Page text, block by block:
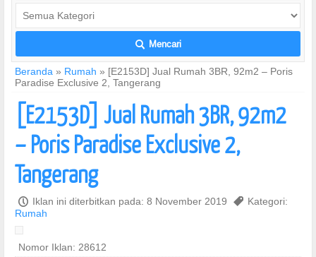
L Mencari
Beranda » Rumah » [E2153D] Jual Rumah 3BR, 92m2 – Poris
Paradise Exclusive 2, Tangerang
[E2153D] Jual Rumah 3BR, 92m2
– Poris Paradise Exclusive 2,
Tangerang
P Iklan ini diterbitkan pada: 8 November 2019 , Kategori:
Rumah
Nomor Iklan: 28612